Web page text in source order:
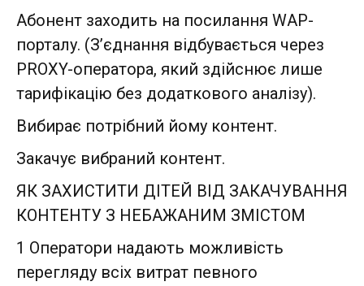
Абонент заходить на посилання WAP-
порталу. (З’єднання відбувається через
PROXY-оператора, який здійснює лише
тарифікацію без додаткового аналізу).
Вибирає потрібний йому контент.
Закачує вибраний контент.
ЯК ЗАХИСТИТИ ДІТЕЙ ВІД ЗАКАЧУВАННЯ
КОНТЕНТУ З НЕБАЖАНИМ ЗМІСТОМ
1 Оператори надають можливість
перегляду всіх витрат певного